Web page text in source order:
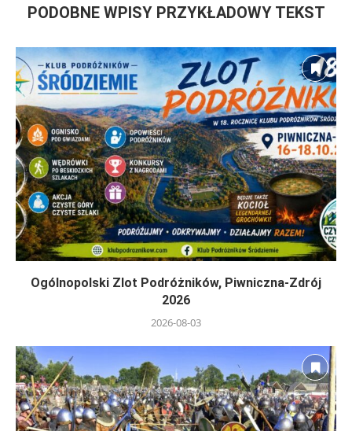
PODOBNE WPISY PRZYKŁADOWY TEKST
Ogólnopolski Zlot Podróżników, Piwniczna-Zdrój
2026
2026-08-03